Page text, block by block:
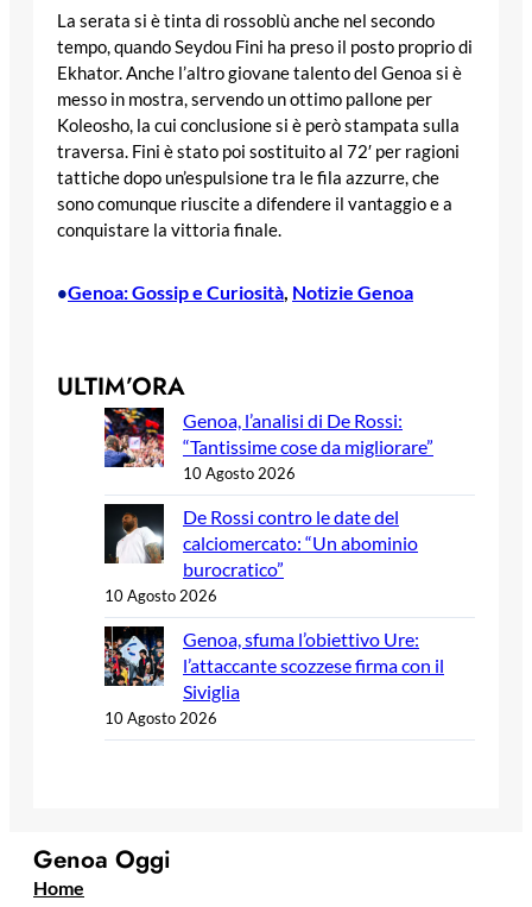
La serata si è tinta di rossoblù anche nel secondo
tempo, quando Seydou Fini ha preso il posto proprio di
Ekhator. Anche l’altro giovane talento del Genoa si è
messo in mostra, servendo un ottimo pallone per
Koleosho, la cui conclusione si è però stampata sulla
traversa. Fini è stato poi sostituito al 72′ per ragioni
tattiche dopo un’espulsione tra le fila azzurre, che
sono comunque riuscite a difendere il vantaggio e a
conquistare la vittoria finale.
•Genoa: Gossip e Curiosità Notizie Genoa
ULTIM’ORA
Genoa, l’analisi di De Rossi:
“Tantissime cose da migliorare”
10 Agosto 2026
De Rossi contro le date del
calciomercato: “Un abominio
burocratico”
10 Agosto 2026
Genoa, sfuma l’obiettivo Ure:
l’attaccante scozzese firma con il
Siviglia
10 Agosto 2026
Genoa Oggi
Home